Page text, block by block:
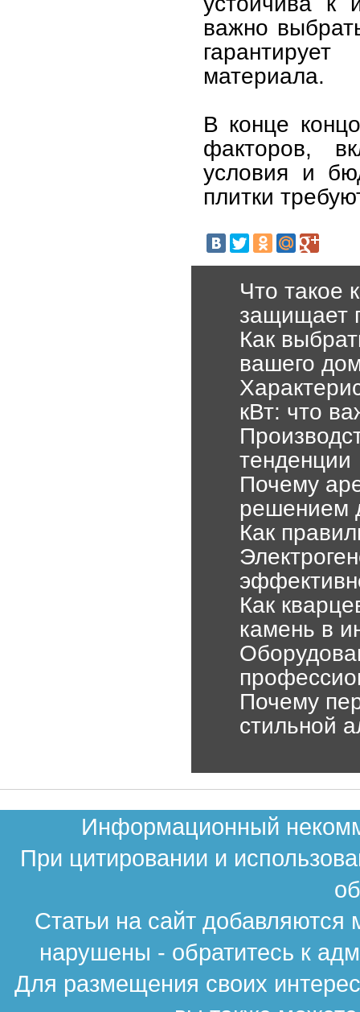
важно
материала.
В конце
факторов,
условия и
плитки
Что такое
защищает
Как
вашего
кВт: что
тенденции
Почему
решением
Как
Как
камень в
Почему
стильной
Информационный
При цитировании и
Статьи на сайт
нарушены - обратитесь к
Для размещения своих